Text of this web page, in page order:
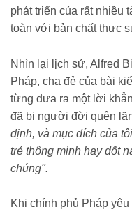
phát triển của rất nhiều
toàn với bản chất thực
Nhìn lại lịch sử, Alfred
Pháp, cha đẻ của bài
từng đưa ra một lời
đã bị người đời quên
định, và mục đích của
trẻ thông minh hay dốt
chúng".
Khi chính phủ Pháp